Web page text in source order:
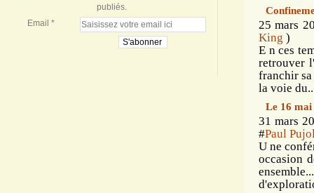
publiés.
Email
25 mars
King )
E n ces
retrouver
franchir sa
la voie
Le 16 mai
31 mars
#Paul
U ne
occasion